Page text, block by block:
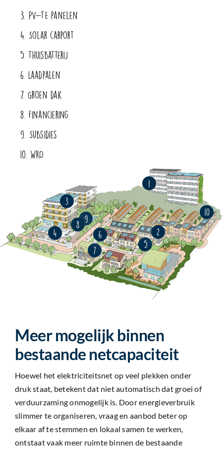
3. PV-TE panelen
4. Solar carport
5. Thuisbatterij
6. Laadpalen
7. Groen dak
8. Financiering
9. Subsidies
10. WKO
Meer mogelijk binnen
bestaande netcapaciteit
Hoewel het elektriciteitsnet op veel plekken onder
druk staat, betekent dat niet automatisch dat groei of
verduurzaming onmogelijk is. Door energieverbruik
slimmer te organiseren, vraag en aanbod beter op
elkaar af te stemmen en lokaal samen te werken,
ontstaat vaak meer ruimte binnen de bestaande